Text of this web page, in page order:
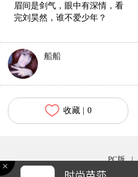
眉间是剑气，眼中有深情，看
完刘昊然，谁不爱少年？
船船
收藏 | 0
PC版 |